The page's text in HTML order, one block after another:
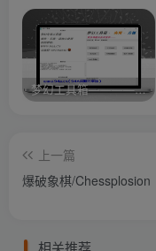
梦幻工具箱————-免费
上一篇
爆破象棋/Chessplosion
相关推荐